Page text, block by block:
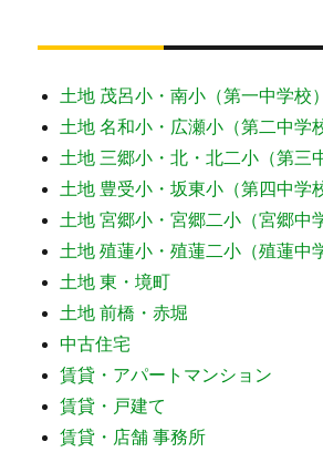
土地 茂呂小・南小（第一中学校）
土地 名和小・広瀬小（第二中学
土地 三郷小・北・北二小（第三
土地 豊受小・坂東小（第四中学
土地 宮郷小・宮郷二小（宮郷中
土地 殖蓮小・殖蓮二小（殖蓮中
土地 東・境町
土地 前橋・赤堀
中古住宅
賃貸・アパートマンション
賃貸・戸建て
賃貸・店舗 事務所